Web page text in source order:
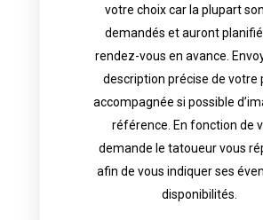
votre choix car la plupart
demandés et auront
rendez-vous en avance.
description précise de votre
accompagnée si possible
référence. En fonction de
demande le tatoueur vous
afin de vous indiquer ses
disponibilités.
Contact directly the artist of
choice because most are in
appointments in advance.
accurate description of your
possible attached with
images. Depending your
tattoo artist will answer to tell